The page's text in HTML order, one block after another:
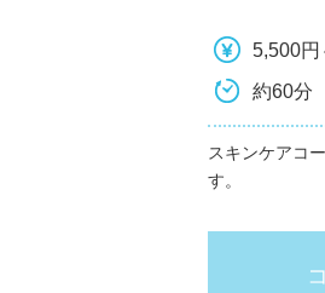
5,500円
約60分
スキンケアコ
す。